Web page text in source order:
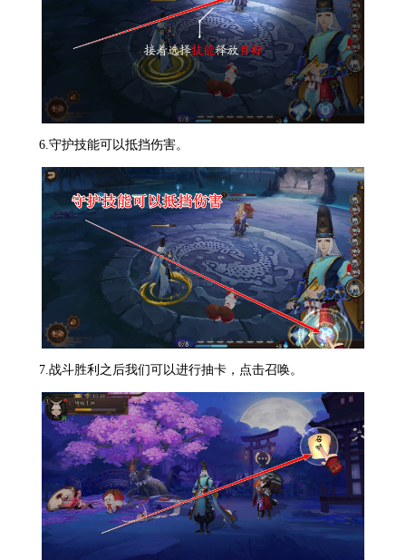
6.守护技能可以抵挡伤害。
7.战斗胜利之后我们可以进行抽卡，点击召唤。